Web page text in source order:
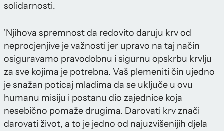
solidarnosti.
'Njihova spremnost da redovito daruju krv od
neprocjenjive je važnosti jer upravo na taj način
osiguravamo pravodobnu i sigurnu opskrbu krvlju
za sve kojima je potrebna. Vaš plemeniti čin ujedno
je snažan poticaj mladima da se uključe u ovu
humanu misiju i postanu dio zajednice koja
nesebično pomaže drugima. Darovati krv znači
darovati život, a to je jedno od najuzvišenijih djela